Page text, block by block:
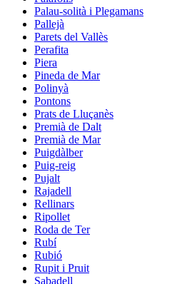
Palau-solità i Plegamans
Pallejà
Parets del Vallès
Perafita
Piera
Pineda de Mar
Polinyà
Pontons
Prats de Lluçanès
Premià de Dalt
Premià de Mar
Puigdàlber
Puig-reig
Pujalt
Rajadell
Rellinars
Ripollet
Roda de Ter
Rubí
Rubió
Rupit i Pruit
Sabadell